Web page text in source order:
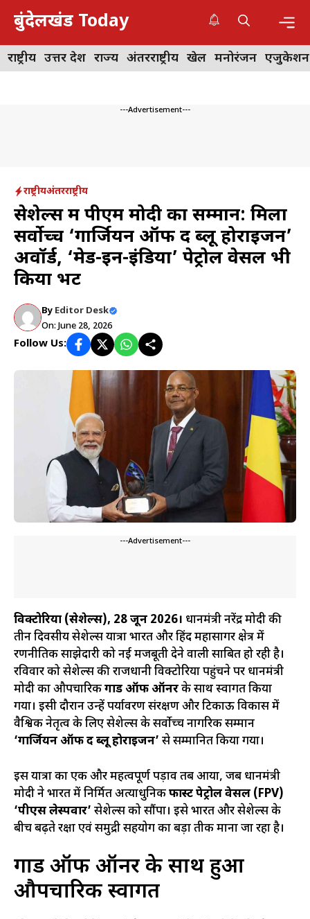
Skip
content
बुंदेलखंड Today
राष्ट्रीय उत्तर प्रदेश राज्य अंतरराष्ट्रीय खेल मनोरंजन एजुकेशन
---Advertisement---
राष्ट्रीयअंतरराष्ट्रीय
सेशेल्स में पीएम मोदी का सम्मान: मिला
सर्वोच्च ‘गार्जियन ऑफ द ब्लू होराइजन’
अवॉर्ड, ‘मेड-इन-इंडिया’ पेट्रोल वेसल भी
किया भेंट
By Editor Desk
On: June 28, 2026
Follow Us:
---Advertisement---
विक्टोरिया (सेशेल्स), 28 जून 2026। प्रधानमंत्री नरेंद्र मोदी की
तीन दिवसीय सेशेल्स यात्रा भारत और हिंद महासागर क्षेत्र में
रणनीतिक साझेदारी को नई मजबूती देने वाली साबित हो रही है।
रविवार को सेशेल्स की राजधानी विक्टोरिया पहुंचने पर प्रधानमंत्री
मोदी का औपचारिकगार्ड ऑफ ऑनरके साथ स्वागत किया
गया। इसी दौरान उन्हें पर्यावरण संरक्षण और टिकाऊ विकास में
वैश्विक नेतृत्व के लिए सेशेल्स के सर्वोच्च नागरिक सम्मान
‘गार्जियन ऑफ द ब्लू होराइजन’ से सम्मानित किया गया।
इस यात्रा का एक और महत्वपूर्ण पड़ाव तब आया, जब प्रधानमंत्री
मोदी ने भारत में निर्मित अत्याधुनिकफास्ट पेट्रोल वेसल (FPV)
‘पीएस लेस्पवार’ सेशेल्स को सौंपा। इसे भारत और सेशेल्स के
बीच बढ़ते रक्षा एवं समुद्री सहयोग का बड़ा प्रतीक माना जा रहा है।
गार्ड ऑफ ऑनर के साथ हुआ
औपचारिक स्वागत